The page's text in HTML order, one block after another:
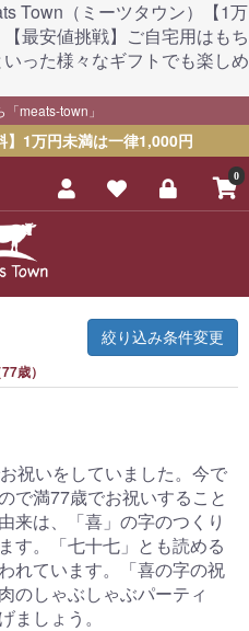
Town（ミーツタウン）【1万
最安値挑戦】ご自宅用はもち
った様々なギフトでも楽しめ
meats-town」
】1万円未満は一律1,000円
0
絞り込み条件変更
歳）
祝いをしていました。今で
で満77歳でお祝いすること
来は、「喜」の字のつくり
す。「七十七」とも読める
れています。「喜の字の祝
のしゃぶしゃぶパーティ
ましょう。